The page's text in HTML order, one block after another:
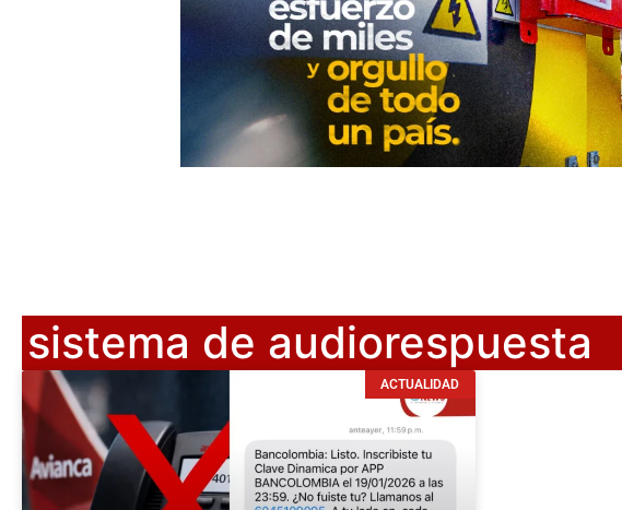
sistema de audiorespuesta
ACTUALIDAD